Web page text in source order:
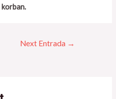
korban.
Next Entrada →